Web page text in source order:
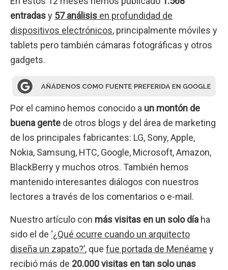
entradasy 57 análisis en profundidad de
dispositivos electrónicos, principalmente móviles y
tablets pero también cámaras fotográficas y otros
gadgets.
Por el camino hemos conocido a un montón de
buena gente de otros blogs y del área de marketing
de los principales fabricantes: LG, Sony, Apple,
Nokia, Samsung, HTC, Google, Microsoft, Amazon,
BlackBerry y muchos otros. También hemos
mantenido interesantes diálogos con nuestros
lectores a través de los comentarios o e-mail.
Nuestro artículo con más visitas en un solo día ha
sido el de ‘¿Qué ocurre cuando un arquitecto
diseña un zapato?’, que fue portada de Menéame y
recibió más de 20.000 visitas en tan solo unas